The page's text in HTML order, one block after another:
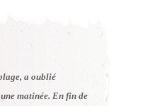
a oublié
matinée. En fin de